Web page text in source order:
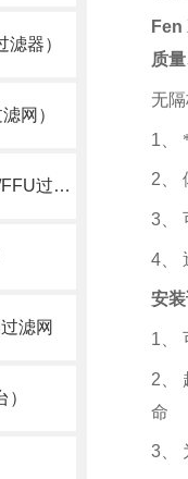
器）
网）
无隔板过滤网/迷你折式过滤网/FFU过滤网
滤网
Fen
质
无
1
2
3
4
安
1
2
命
3